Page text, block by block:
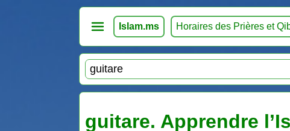
Islam.ms Horaires des Prières et
guitare. Apprendre